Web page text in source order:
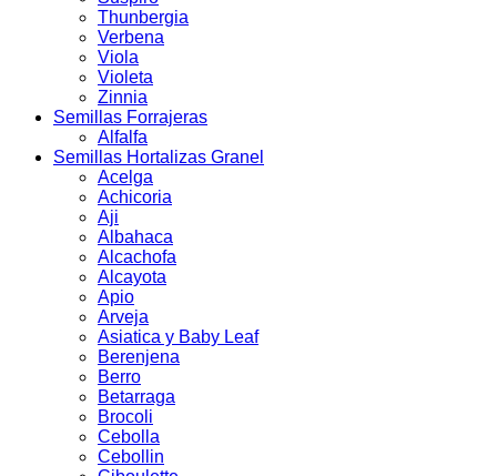
Thunbergia
Verbena
Viola
Violeta
Zinnia
Semillas Forrajeras
Alfalfa
Semillas Hortalizas Granel
Acelga
Achicoria
Aji
Albahaca
Alcachofa
Alcayota
Apio
Arveja
Asiatica y Baby Leaf
Berenjena
Berro
Betarraga
Brocoli
Cebolla
Cebollin